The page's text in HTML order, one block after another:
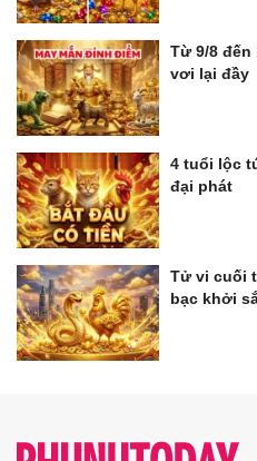
Từ 9/8 đến
vơi lại đầy
4 tuổi lộc
đại phát
Tử vi cuối
bạc khởi